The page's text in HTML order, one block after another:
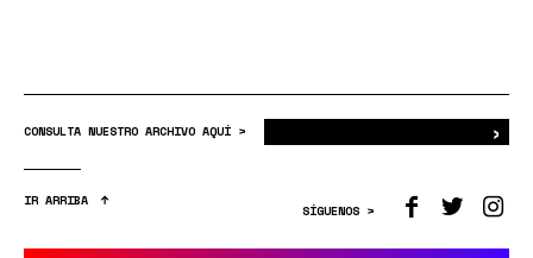
CONSULTA NUESTRO ARCHIVO AQUÍ > ›
IR ARRIBA
SÍGUENOS >